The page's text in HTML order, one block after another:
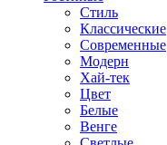
Стиль
Классические
Современные
Модерн
Хай-тек
Цвет
Белые
Венге